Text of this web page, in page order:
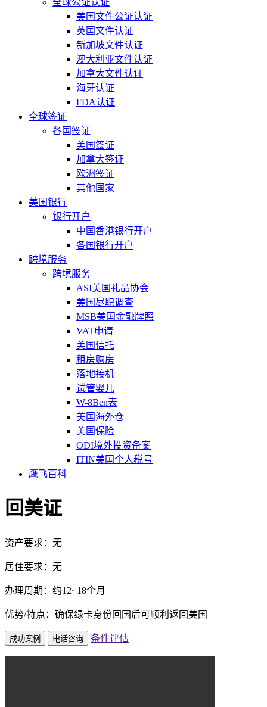
美国文件公证认证
英国文件认证
新加坡文件认证
澳大利亚文件认证
加拿大文件认证
海牙认证
FDA认证
全球签证
各国签证
美国签证
加拿大签证
欧洲签证
其他国家
美国银行
银行开户
中国香港银行开户
各国银行开户
跨境服务
跨境服务
ASI美国礼品协会
美国尽职调查
MSB美国金融牌照
VAT申请
美国信托
租房购房
落地接机
试管婴儿
W-8Ben表
美国海外仓
美国保险
ODI境外投资备案
ITIN美国个人税号
鹰飞百科
回美证
资产要求：无
居住要求：无
办理周期：约12~18个月
优势/特点：确保绿卡身份回国后可顺利返回美国
成功案例 电话咨询 条件评估